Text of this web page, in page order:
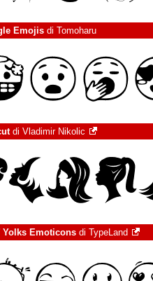
Emojis di Tomoharu
di Vladimir Nikolic
Yolks Emoticons di TypeLand